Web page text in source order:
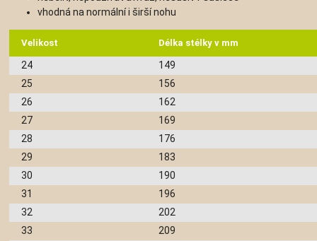
vhodná na normální i širší nohu
Velikost Délka stélky v mm
24
149
25
156
26
162
27
169
28
176
29
183
30
190
31
196
32
202
33
209